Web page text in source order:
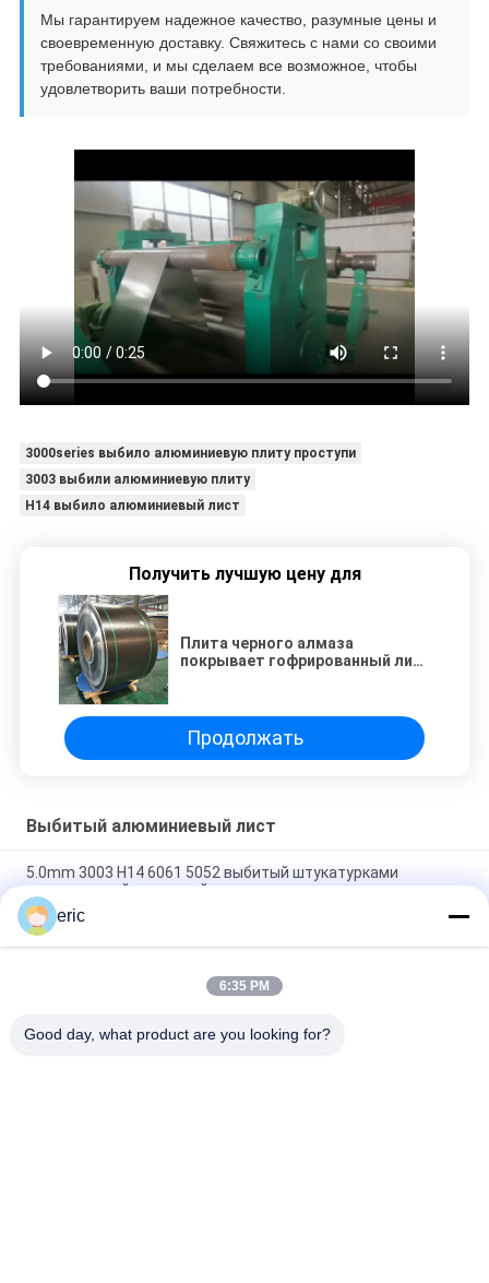
Мы гарантируем надежное качество, разумные цены и
своевременную доставку. Свяжитесь с нами со своими
требованиями, и мы сделаем все возможное, чтобы
удовлетворить ваши потребности.
3000series выбило алюминиевую плиту проступи
3003 выбили алюминиевую плиту
H14 выбило алюминиевый лист
Получить лучшую цену для
Плита черного алмаза
покрывает гофрированный лист
Продолжать
Выбитый алюминиевый лист
5.0mm 3003 H14 6061 5052 выбитый штукатурками
алюминиевый алюминий плиты контролера черноты листа
Плита проступи алюминиевой плиты проступи 5 баров
плиты пола алюминиевой алюминиевая
Алюминиевая плита диаманта покрывает алюминиевую
eric
6:35 PM
Good day, what product are you looking for?